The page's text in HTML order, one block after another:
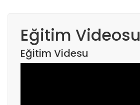
Eğitim Videosu
Eğitim Videsu